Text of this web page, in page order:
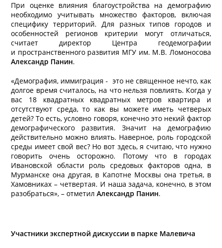
При оценке влияния благоустройства на демографию
необходимо учитывать множество факторов, включая
специфику территорий. Для разных типов городов и
особенностей регионов критерии могут отличаться,
считает директор Центра геодемографии
и пространственного развития МГУ им. М.В. Ломоносова
Александр Панин.
«Демография, иммиграция - это не священное нечто, как
долгое время считалось, на что нельзя повлиять. Когда у
вас 18 квадратных квадратных метров квартира и
отсутствуют среда, то как вы можете иметь четверых
детей? То есть, условно говоря, конечно это некий фактор
демографического развития. Значит на демографию
действительно можно влиять. Наверное, роль городской
среды имеет свой вес? Но вот здесь, я считаю, что нужно
говорить очень осторожно. Потому что в городах
Ивановской области роль средовых факторов одна, в
Мурманске она другая, в Капотне Москвы она третья, в
Хамовниках – четвертая. И наша задача, конечно, в этом
разобраться», – отметил Александр Панин.
Участники экспертной дискуссии в парке Малевича